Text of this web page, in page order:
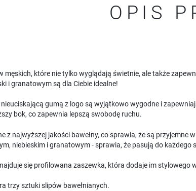
OPIS
męskich, które nie tylko wyglądają świetnie, ale także
i granatowym są dla Ciebie idealne!
gumą z logo są wyjątkowo wygodne i
bok, co zapewnia lepszą swobodę ruchu.
z najwyższej jakości bawełny, co sprawia, że są
niebieskim i granatowym - sprawia, że pasują do każdego
się profilowana zaszewka, która dodaje im
trzy sztuki slipów bawełnianych.